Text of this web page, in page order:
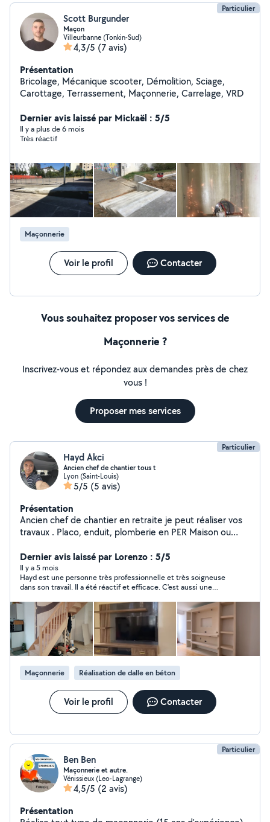
Particulier
Scott Burgunder
Maçon
Villeurbanne (Tonkin-Sud)
4,3/5 (7 avis)
Présentation
Bricolage, Mécanique scooter, Démolition, Sciage,
Carottage, Terrassement, Maçonnerie, Carrelage, VRD
Dernier avis laissé par Mickaël : 5/5
Il y a plus de 6 mois
Très réactif
Maçonnerie
Voir le profil Contacter
Vous souhaitez proposer vos services de
Maçonnerie ?
Inscrivez-vous et répondez aux demandes près de chez
vous !
Proposer mes services
Particulier
Hayd Akci
Ancien chef de chantier tous t
Lyon (Saint-Louis)
5/5 (5 avis)
Présentation
Ancien chef de chantier en retraite je peut réaliser vos
travaux . Placo, enduit, plomberie en PER Maison ou
carrelage, parquet, tout type de menuiserie, tout type
de maçonnerie, pose tout type cuisine équipée ou
éléments séparément, Etc. Ne me contactez pas pour
l'électricité merci à tous
Dernier avis laissé par Lorenzo : 5/5
Il y a 5 mois
Hayd est une personne très professionnelle et très soigneuse
dans son travail. Il a été réactif et efficace. C'est aussi une
Maçonnerie Réalisation de dalle en béton
Voir le profil Contacter
Particulier
Ben Ben
Maçonnerie et autre.
Vénissieux (Leo-Lagrange)
4,5/5 (2 avis)
Présentation